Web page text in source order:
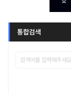
통합검색